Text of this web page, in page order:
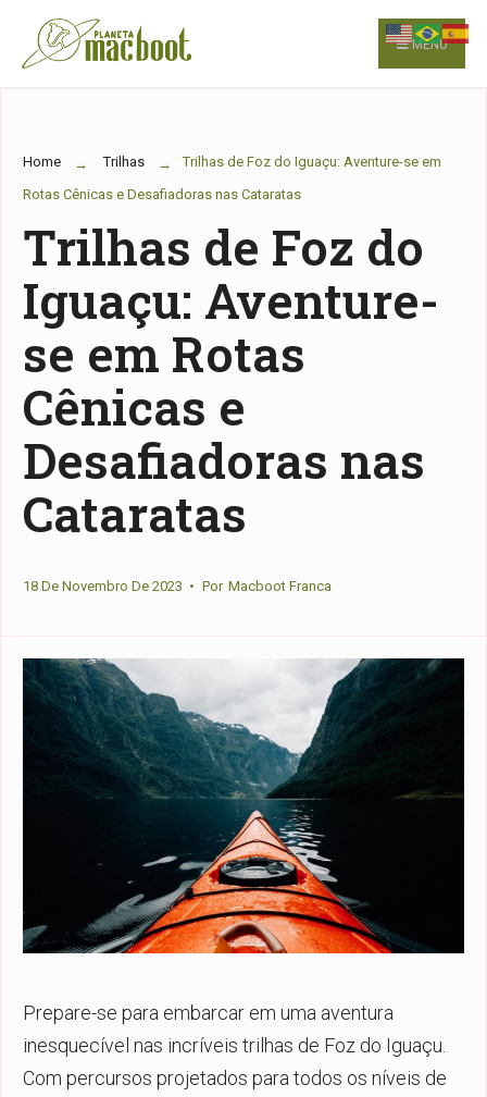
Skip
to
MENU
Home Trilhas
Trilhas de Foz do Iguaçu: Aventure-se em
Rotas Cênicas e Desafiadoras nas Cataratas
Trilhas de Foz do
Iguaçu: Aventure-
se em Rotas
Cênicas e
Desafiadoras nas
Cataratas
18 De Novembro De 2023 • Por Macboot Franca
Prepare-se para embarcar em uma aventura
inesquecível nas incríveis trilhas de Foz do Iguaçu.
Com percursos projetados para todos os níveis de